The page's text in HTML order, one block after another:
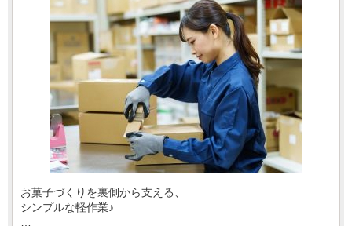
お菓子づくりを裏側から支える、
シンプルな軽作業♪